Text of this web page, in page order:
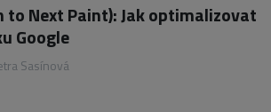
to Next Paint): Jak optimalizovat
Google
Sasínová